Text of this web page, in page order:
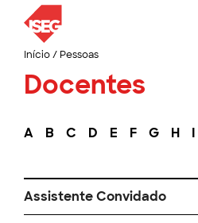
Início/ Pessoas
Docentes
A B C D E F G H I
Assistente Convidado